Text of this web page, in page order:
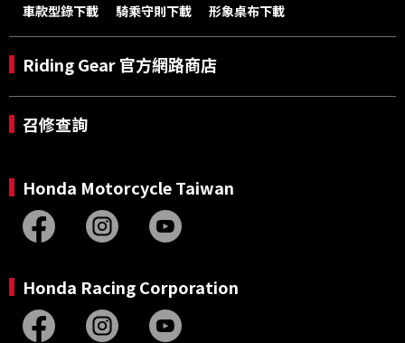
車款型錄下載 騎乘守則下載 形象桌布下載
Riding Gear 官方網路商店
召修查詢
Honda Motorcycle Taiwan
Honda Racing Corporation